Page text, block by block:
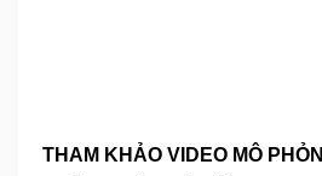
THAM KHẢO VIDEO MÔ